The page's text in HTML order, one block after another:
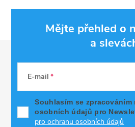
Mějte přehled o
a
E-mail
Souhlasím se zpracováním
osobních údajů pro
pro ochranu osobních údajů